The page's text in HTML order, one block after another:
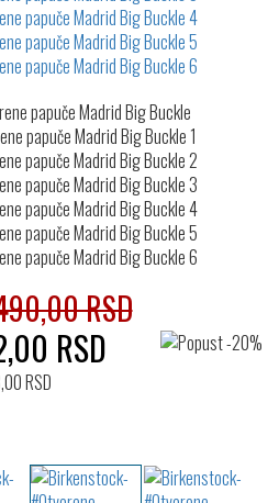
RSD
RSD
RSD